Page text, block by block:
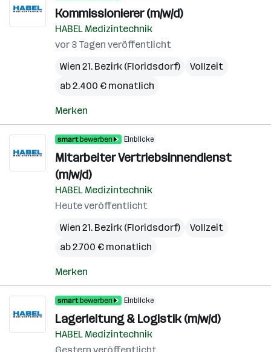
Kommissionierer (m/w/d)
HABEL Medizintechnik
vor 3 Tagen veröffentlicht
Wien 21. Bezirk (Floridsdorf)
Vollzeit
ab 2.400 € monatlich
Merken
Einblicke
Mitarbeiter Vertriebsinnendienst
(m/w/d)
HABEL Medizintechnik
Heute veröffentlicht
Wien 21. Bezirk (Floridsdorf)
Vollzeit
ab 2.700 € monatlich
Merken
Einblicke
Lagerleitung & Logistik (m/w/d)
HABEL Medizintechnik